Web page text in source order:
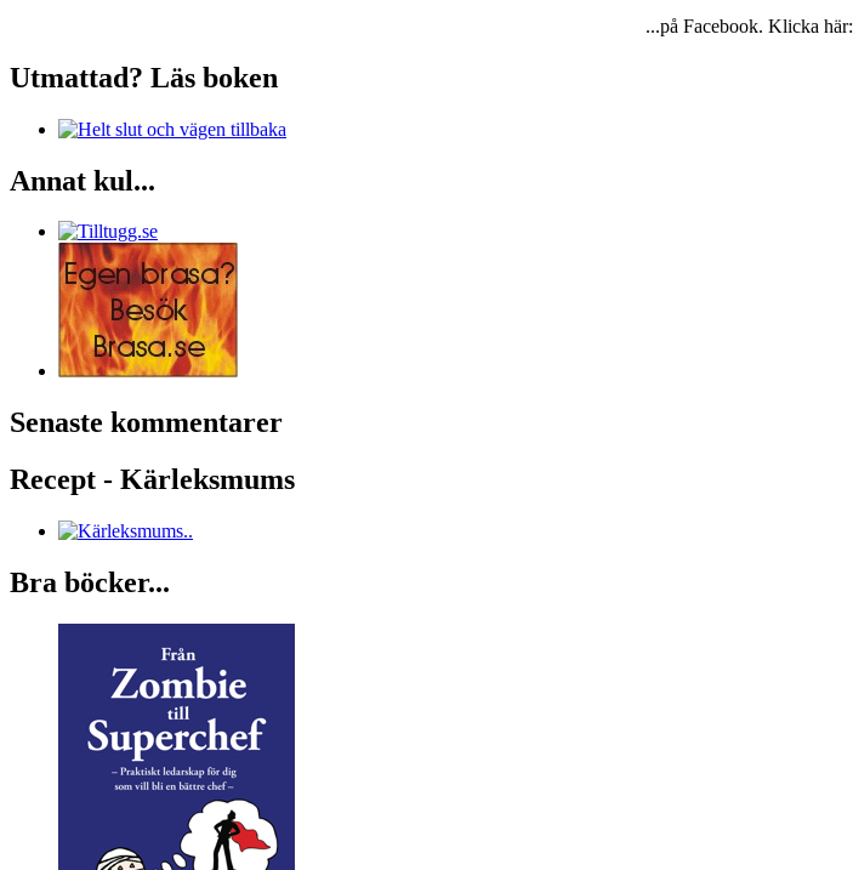
...på Facebook. Klicka här:
Utmattad? Läs boken
Annat kul...
Senaste kommentarer
Recept - Kärleksmums
Bra böcker...